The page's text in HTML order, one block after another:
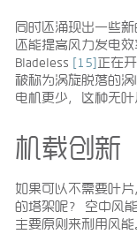
同时还涌现出一些
还能提高风力发电
Bladeless [15] 正在
被称为涡旋脱落的
电机更少，这种无叶
机载创新
如果可以不需要叶
的塔架呢？ 空中风
主要原则来利用风